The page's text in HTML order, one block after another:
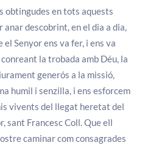
obtingudes en tots aquests
anar descobrint, en el dia a dia,
Senyor ens va fer, i ens va
la trobada amb Déu, la
generós a la missió,
humil i senzilla, i ens esforcem
vivents del llegat heretat del
sant Francesc Coll. Que ell
caminar com consagrades